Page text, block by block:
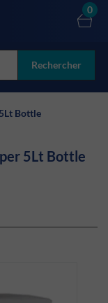
Rechercher
0
Bottle
5Lt Bottle